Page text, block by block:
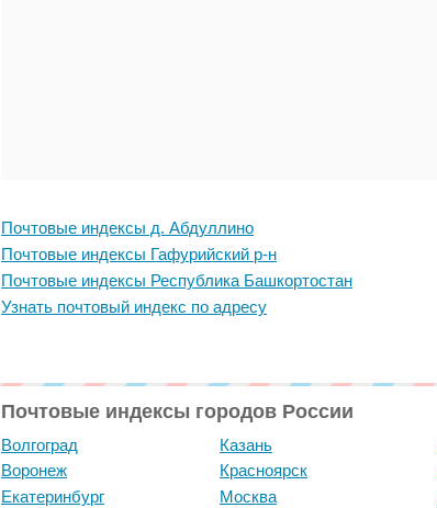
Почтовые индексы д. Абдуллино
Почтовые индексы Гафурийский р-н
Почтовые индексы Республика Башкортостан
Узнать почтовый индекс по адресу
Почтовые индексы городов России
Волгоград
Воронеж
Екатеринбург
Казань
Красноярск
Москва